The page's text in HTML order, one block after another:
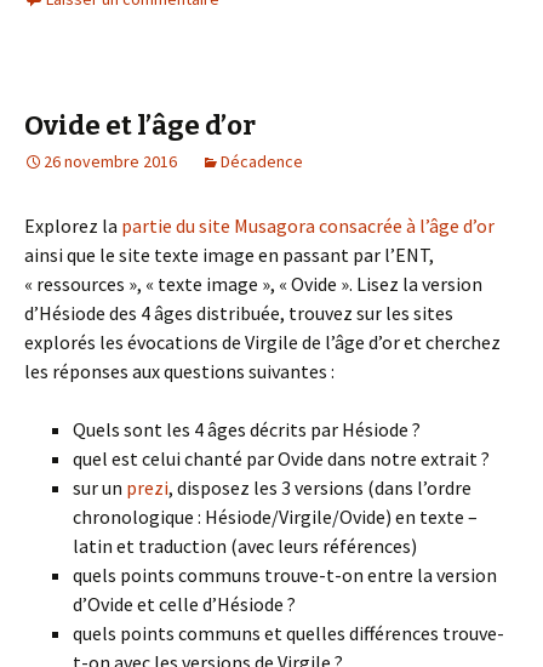
Ovide et l’âge d’or
26 novembre 2016 Décadence
Explorez la partie du site Musagora consacrée à l’âge d’or
ainsi que le site texte image en passant par l’ENT,
« ressources », « texte image », « Ovide ». Lisez la version
d’Hésiode des 4 âges distribuée, trouvez sur les sites
explorés les évocations de Virgile de l’âge d’or et cherchez
les réponses aux questions suivantes :
Quels sont les 4 âges décrits par Hésiode ?
quel est celui chanté par Ovide dans notre extrait ?
sur un prezi, disposez les 3 versions (dans l’ordre
chronologique : Hésiode/Virgile/Ovide) en texte –
latin et traduction (avec leurs références)
quels points communs trouve-t-on entre la version
d’Ovide et celle d’Hésiode ?
quels points communs et quelles différences trouve-
t-on avec les versions de Virgile ?